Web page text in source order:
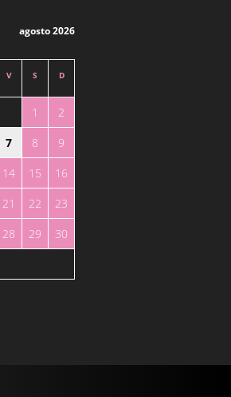
agosto 2026
V S D
1
2
7 8
9
14 15
16
21 22
23
28 29
30